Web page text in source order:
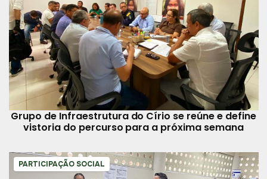
Grupo de Infraestrutura do Círio se reúne e define
vistoria do percurso para a próxima semana
PARTICIPAÇÃO SOCIAL